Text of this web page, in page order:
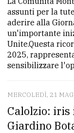
assunti per la
aderire alla
un'importante
Unite.Questa
2025,
sensibilizzare
MERCOLEDÌ, 21
Calolzio:
Giardino